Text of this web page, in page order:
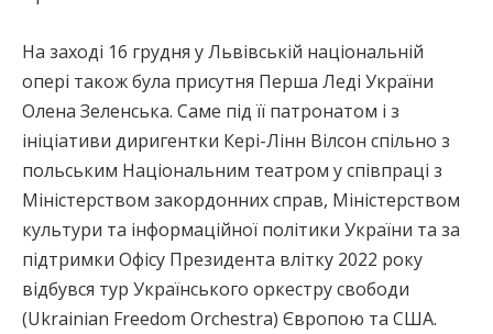
На заході 16 грудня у Львівській національній
опері також була присутня Перша Леді України
Олена Зеленська. Саме під її патронатом і з
ініціативи диригентки Кері-Лінн Вілсон спільно з
польським Національним театром у співпраці з
Міністерством закордонних справ, Міністерством
культури та інформаційної політики України та за
підтримки Офісу Президента влітку 2022 року
відбувся тур Українського оркестру свободи
(Ukrainian Freedom Orchestra) Європою та США.